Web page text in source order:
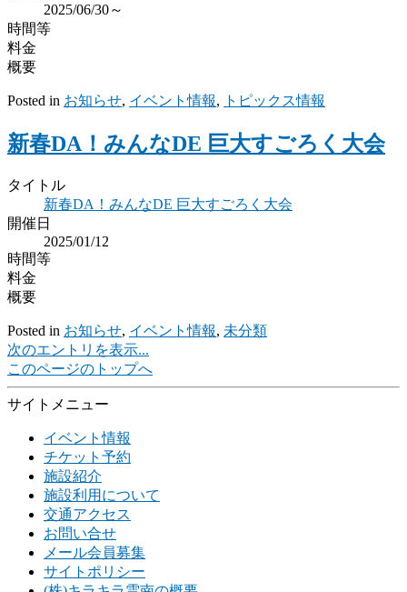
2025/06/30～
時間等
料金
概要
Posted in お知らせ, イベント情報, トピックス情報
新春DA！みんなDE 巨大すごろく大会
タイトル
新春DA！みんなDE 巨大すごろく大会
開催日
2025/01/12
時間等
料金
概要
Posted in お知らせ, イベント情報, 未分類
次のエントリを表示...
このページのトップへ
サイトメニュー
イベント情報
チケット予約
施設紹介
施設利用について
交通アクセス
お問い合せ
メール会員募集
サイトポリシー